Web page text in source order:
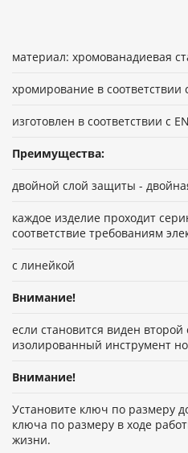
материал: хромованадиевая
хромирование в соответствии
изготовлен в соответствии с
Преимущества:
двойной слой защиты -
каждое изделие проходит
соответствие требованиям
с линейкой
Внимание!
если становится виден
изолированный инструмент
Внимание!
Установите ключ по размеру
ключа по размеру в ходе
жизни.